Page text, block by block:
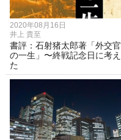
2020年08月16日
井上 貴至
書評：石射猪太郎著「外交官
の一生」〜終戦記念日に考え
た